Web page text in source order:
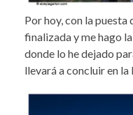
Por hoy, con la puesta
finalizada y me hago
donde lo he dejado
llevará a concluir en la